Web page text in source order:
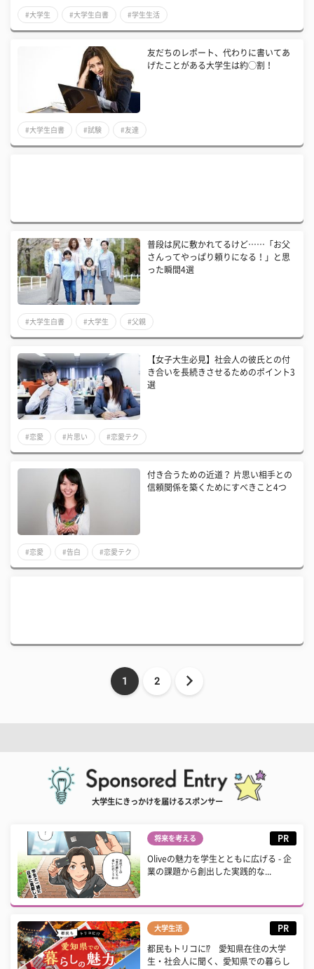
#大学生 #大学生白書 #学生生活
友だちのレポート、代わりに書いてあ
げたことがある大学生は約◯割！
#大学生白書 #試験 #友達
普段は尻に敷かれてるけど……「お父
さんってやっぱり頼りになる！」と思
った瞬間4選
#大学生白書 #大学生 #父親
【女子大生必見】社会人の彼氏との付
き合いを長続きさせるためのポイント3
選
#恋愛 #片思い #恋愛テク
付き合うための近道？ 片思い相手との
信頼関係を築くためにすべきこと4つ
#恋愛 #告白 #恋愛テク
1 2
大学生にきっかけを届けるスポンサー
将来を考える PR
Oliveの魅力を学生とともに広げる - 企
業の課題から創出した実践的な...
大学生活 PR
都民もトリコに⁉ 愛知県在住の大学
生・社会人に聞く、愛知県での暮らし